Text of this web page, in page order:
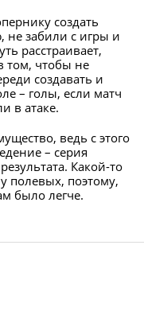
создать
не забили с игры и
расстраивает,
том, чтобы не
создавать и
– голы, если матч
в атаке.
ведь с этого
– серия
Какой-то
полевых, поэтому,
было легче.